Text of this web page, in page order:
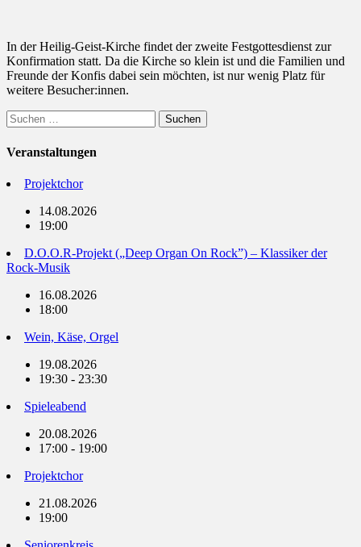
In der Heilig-Geist-Kirche findet der zweite Festgottesdienst zur
Konfirmation statt. Da die Kirche so klein ist und die Familien und
Freunde der Konfis dabei sein möchten, ist nur wenig Platz für
weitere Besucher:innen.
Suchen
nach:
Veranstaltungen
Projektchor
14.08.2026
19:00
D.O.O.R-Projekt („Deep Organ On Rock”) – Klassiker der
Rock-Musik
16.08.2026
18:00
Wein, Käse, Orgel
19.08.2026
19:30 - 23:30
Spieleabend
20.08.2026
17:00 - 19:00
Projektchor
21.08.2026
19:00